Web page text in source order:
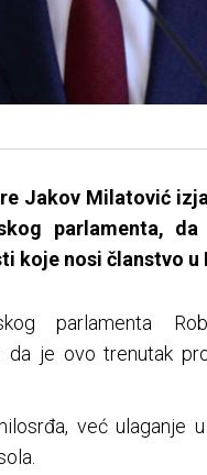
Jakov Milatović
parlamenta,
koje nosi članstvo u
parlamenta
da je ovo trenutak
već ulaganje